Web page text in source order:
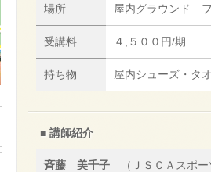
場所 屋内グラウンド
受講料 ４,５００円/期
持ち物 屋内シューズ・タ
■ 講師紹介
斉藤 美千子 （ＪＳＣＡスポ